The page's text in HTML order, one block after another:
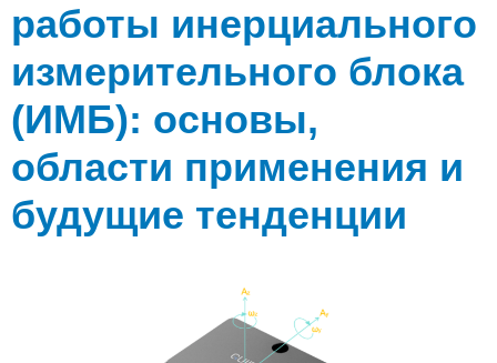
работы инерциального
измерительного блока
(ИМБ): основы,
области применения и
будущие тенденции